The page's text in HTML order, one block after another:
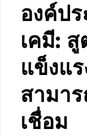
องค์ป
เคมี:
แข็งแ
สามา
เชื่อม